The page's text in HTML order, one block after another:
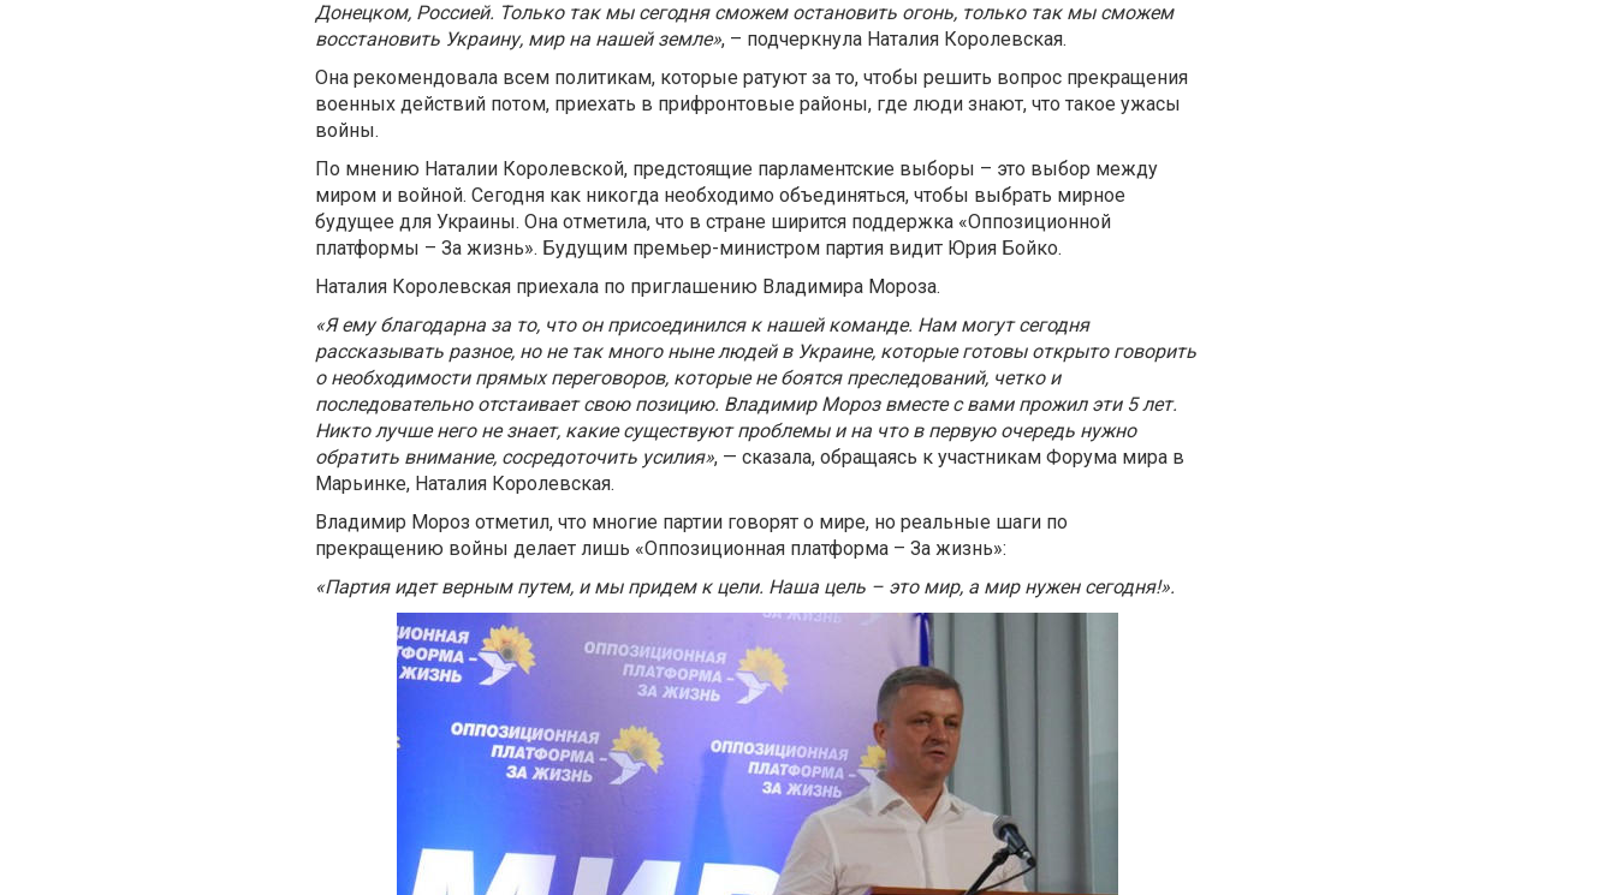
Донецком, Россией. Только так мы сегодня сможем остановить огонь, только так мы сможем
восстановить Украину, мир на нашей земле», – подчеркнула Наталия Королевская.
Она рекомендовала всем политикам, которые ратуют за то, чтобы решить вопрос прекращения
военных действий потом, приехать в прифронтовые районы, где люди знают, что такое ужасы
войны.
По мнению Наталии Королевской, предстоящие парламентские выборы – это выбор между
миром и войной. Сегодня как никогда необходимо объединяться, чтобы выбрать мирное
будущее для Украины. Она отметила, что в стране ширится поддержка «Оппозиционной
платформы – За жизнь». Будущим премьер-министром партия видит Юрия Бойко.
Наталия Королевская приехала по приглашению Владимира Мороза.
«Я ему благодарна за то, что он присоединился к нашей команде. Нам могут сегодня
рассказывать разное, но не так много ныне людей в Украине, которые готовы открыто говорить
о необходимости прямых переговоров, которые не боятся преследований, четко и
последовательно отстаивает свою позицию. Владимир Мороз вместе с вами прожил эти 5 лет.
Никто лучше него не знает, какие существуют проблемы и на что в первую очередь нужно
обратить внимание, сосредоточить усилия», — сказала, обращаясь к участникам Форума мира в
Марьинке, Наталия Королевская.
Владимир Мороз отметил, что многие партии говорят о мире, но реальные шаги по
прекращению войны делает лишь «Оппозиционная платформа – За жизнь»:
«Партия идет верным путем, и мы придем к цели. Наша цель – это мир, а мир нужен сегодня!».